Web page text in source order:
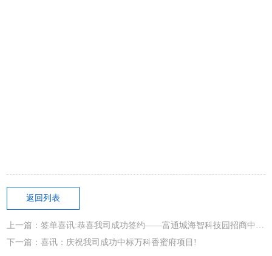
返回列表
上一篇：签单喜讯:恭喜我司成功签约——富通城海智科技园招商中心项目
下一篇：喜讯：庆祝我司成功中标万科香蜜府项目!